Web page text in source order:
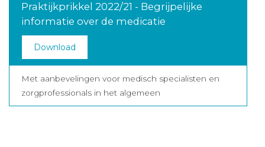
Praktijkprikkel 2022/21 - Begrijpelijke
informatie over de medicatie
Download
Met aanbevelingen voor medisch specialisten en
zorgprofessionals in het algemeen